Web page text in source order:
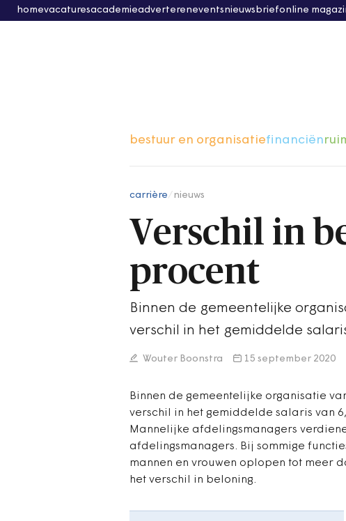
homevacaturesacademieadvertereneventsnieuwsbriefonline
bestuur en organisatiefinanciën
carrière nieuws
Verschil in
procent
Binnen de gemeentelijke
verschil in het gemiddelde
Wouter Boonstra 15 september 2020
Binnen de gemeentelijke organisatie
verschil in het gemiddelde salaris van
Mannelijke afdelingsmanagers
afdelingsmanagers. Bij sommige
mannen en vrouwen oplopen tot meer
het verschil in beloning.